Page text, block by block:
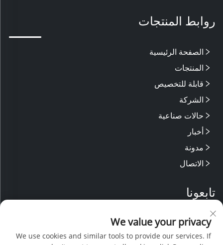
روابط المنتجات
الصفحة الرئيسية
المنتجات
قابلة للتخصيص
الشركة
حالات صناعية
أخبار
مدونة
الاتصال
تابعونا
نمتلك فريق بحث وتطوير مهرة مع خطوط إنتاج حديثة، ونحظى بدعم من
موظفي مبيعات وخدمة ما بعد البيع ذوي الخبرة. وباستخدام خبرتنا التقنية
والأسعار التنافسية، نقدم دعماً شاملاً للمشاريع التصميمية المخصصة.
We value your privacy
We use cookies and similar tools to provide our services. If